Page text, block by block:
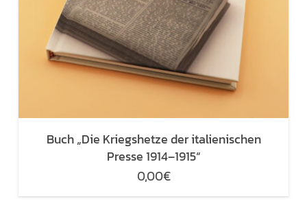
Buch „Die Kriegshetze der italienischen
Presse 1914–1915“
0,00€